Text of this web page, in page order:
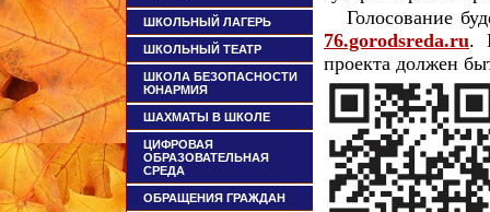
ШКОЛЬНЫЙ ЛАГЕРЬ
ШКОЛЬНЫЙ ТЕАТР
ШКОЛА БЕЗОПАСНОСТИ
ЮНАРМИЯ
ШАХМАТЫ В ШКОЛЕ
ЦИФРОВАЯ
ОБРАЗОВАТЕЛЬНАЯ
СРЕДА
ОБРАЩЕНИЯ ГРАЖДАН
Голосование
76.gorodsreda.ru.
проекта должен